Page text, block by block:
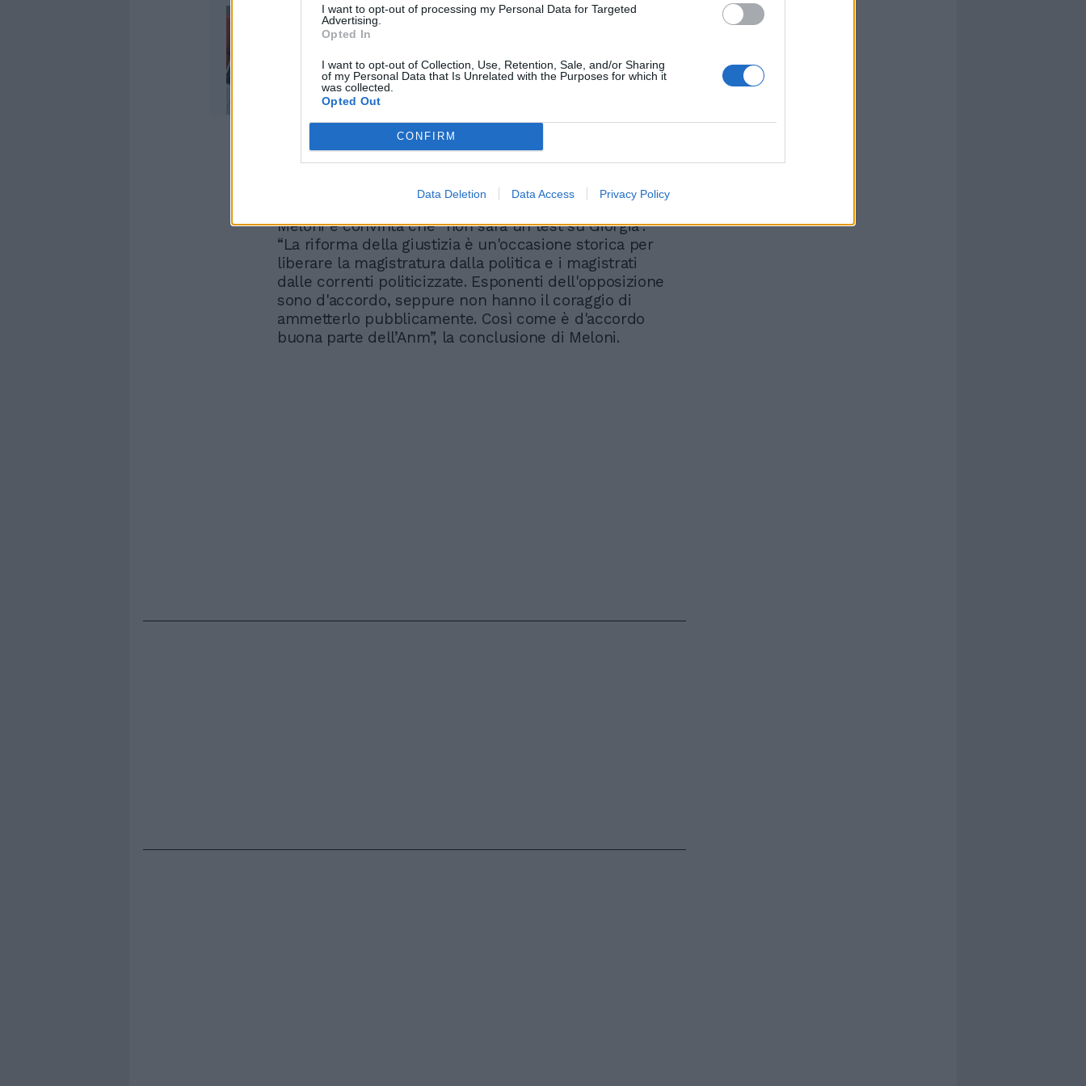
I want to opt-out of processing my Personal Data for Targeted
Advertising.
Opted In
I want to opt-out of Collection, Use, Retention, Sale, and/or Sharing
of my Personal Data that Is Unrelated with the Purposes for which it
was collected.
Opted Out
CONFIRM
Data Deletion Data Access Privacy Policy
Il video che incastra
Meloni è convinta che “non sarà un test su Giorgia”.
“La riforma della giustizia è un'occasione storica per
liberare la magistratura dalla politica e i magistrati
dalle correnti politicizzate. Esponenti dell'opposizione
sono d'accordo, seppure non hanno il coraggio di
ammetterlo pubblicamente. Così come è d'accordo
buona parte dell’Anm”, la conclusione di Meloni.